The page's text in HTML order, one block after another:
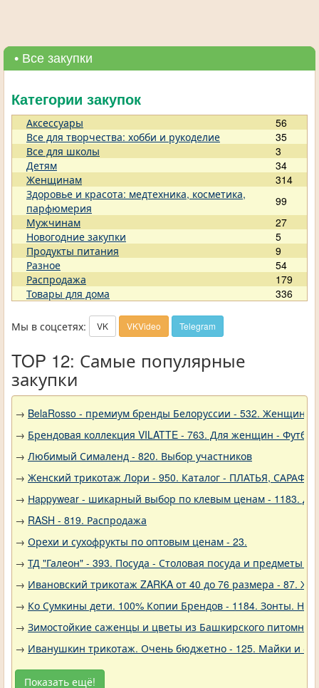
• Все закупки
Категории закупок
Аксессуары
56
Все для творчества: хобби и рукоделие
35
Все для школы
3
Детям
34
Женщинам
314
Здоровье и красота: медтехника, косметика,
парфюмерия
99
Мужчинам
27
Новогодние закупки
5
Продукты питания
9
Разное
54
Распродажа
179
Товары для дома
336
Мы в соцсетях: VK VKVideo Telegram
TOP 12: Самые популярные
закупки
→ BelaRosso - премиум бренды Белоруссии - 532.
→ Брендовая коллекция VILATTE - 763. Для женщин -
→ Любимый Сималенд - 820. Выбор участников
→ Женский трикотаж Лори - 950. Каталог - ПЛАТЬЯ,
→ Нappywear - шикарный выбор по клевым ценам - 1183.
→ RASH - 819. Распродажа
→ Орехи и сухофрукты по оптовым ценам - 23.
→ ТД "Галеон" - 393. Посуда - Столовая посуда и предметы
→ Ивановский трикотаж ZARKA от 40 до 76 размера - 87.
→ Ко Сумкины дети. 100% Копии Брендов - 1184. Зонты.
→ Зимостойкие саженцы и цветы из Башкирского
→ Иванушкин трикотаж. Очень бюджетно - 125. Майки и
Показать ещё!